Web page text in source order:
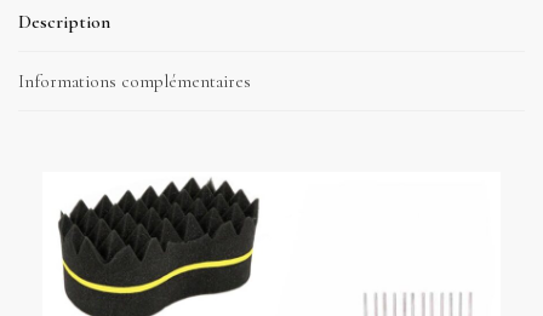
Description
Informations complémentaires